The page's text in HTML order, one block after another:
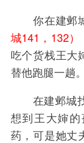
你在建邺城
城141，132）
吃个货栈王大
替他跑腿一趟。
在建邺城
想到王大婶
药，可是她丈